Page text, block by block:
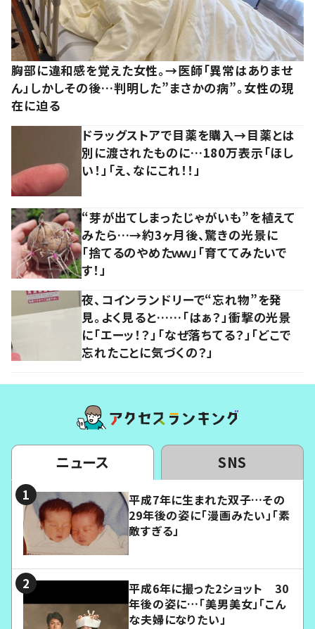
胸部に違和感を覚えた女性。→医師「異常はありませ
ん」しかしその後…判明した”まさかの病”。女性の現
在に迫る
ドラッグストアで目薬を購入→目薬とは
別に渡されたものに…180万表示「ほし
い！」「え、なにこれ！！」
“芽が出てしまったじゃがいも”を植えて
みたら…→約3ヶ月後、驚きの光景に
「捨てるのやめたｗｗ」「育ててみたいで
す！」
夜、コインランドリーで“忘れ物”を発
見。よく見ると……「はぁ？」衝撃の光景
に「エーッ！？」「なぜ落ちてる？」「どこで
忘れたことに気づくの？」
ニュース SNS
平成7年に生まれた双子…その
29年後の姿に「漫画みたい」「素
敵すぎる」
平成6年に撮った2ショット 30
年後の姿に…「美男美女」「こん
な夫婦になりたい」